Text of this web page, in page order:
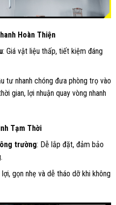
Hoàn Thiện
: Giá vật liệu thấp, tiết kiệm đáng
tư nhanh chóng đưa phòng trọ vào
gian, lợi nhuận quay vòng nhanh
Tạm Thời
trường: Dễ lắp đặt, đảm bảo
lợi, gọn nhẹ và dễ tháo dỡ khi không